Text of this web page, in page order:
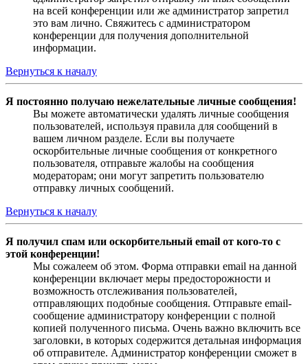
на всей конференции или же администратор запретил
это вам лично. Свяжитесь с администратором
конференции для получения дополнительной
информации.
Вернуться к началу
Я постоянно получаю нежелательные личные сообщения!
Вы можете автоматически удалять личные сообщения
пользователей, используя правила для сообщений в
вашем личном разделе. Если вы получаете
оскорбительные личные сообщения от конкретного
пользователя, отправьте жалобы на сообщения
модераторам; они могут запретить пользователю
отправку личных сообщений.
Вернуться к началу
Я получил спам или оскорбительный email от кого-то с
этой конференции!
Мы сожалеем об этом. Форма отправки email на данной
конференции включает меры предосторожности и
возможность отслеживания пользователей,
отправляющих подобные сообщения. Отправьте email-
сообщение администратору конференции с полной
копией полученного письма. Очень важно включить все
заголовки, в которых содержится детальная информация
об отправителе. Администратор конференции сможет в